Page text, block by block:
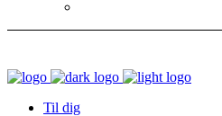
Til dig